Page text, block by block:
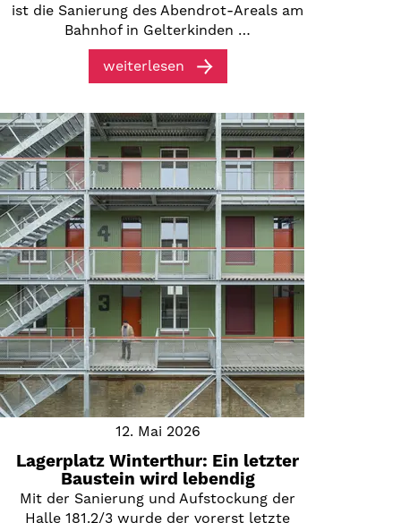
ist die Sanierung des Abendrot-Areals am
Bahnhof in Gelterkinden …
weiterlesen
12. Mai 2026
Lagerplatz Winterthur: Ein letzter
Baustein wird lebendig
Mit der Sanierung und Aufstockung der
Halle 181.2/3 wurde der vorerst letzte